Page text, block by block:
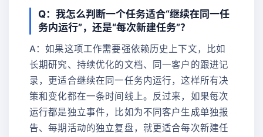
Q：我怎么判断一个任务适合“继续在同一任
务内运行”，还是“每次新建任务”？
A：如果这项工作需要强依赖历史上下文，比如
长期研究、持续优化的文档、同一客户的跟进记
录，更适合继续在同一任务内运行，这样所有决
策和变化都在一条时间线上。反过来，如果每次
运行都是独立事件，比如为不同客户生成单独报
告、每期活动的独立复盘，就更适合每次新建任